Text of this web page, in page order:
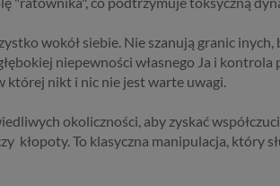
wokół siebie. Nie szanują granic
niepewności własnego Ja i
której nikt i nic nie jest warte uwagi.
okoliczności, aby zyskać
kłopoty. To klasyczna manipulacja, który